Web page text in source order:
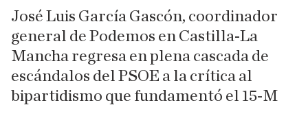
José Luis García Gascón, coordinador
general de Podemos en Castilla-La
Mancha regresa en plena cascada de
escándalos del PSOE a la crítica al
bipartidismo que fundamentó el 15-M